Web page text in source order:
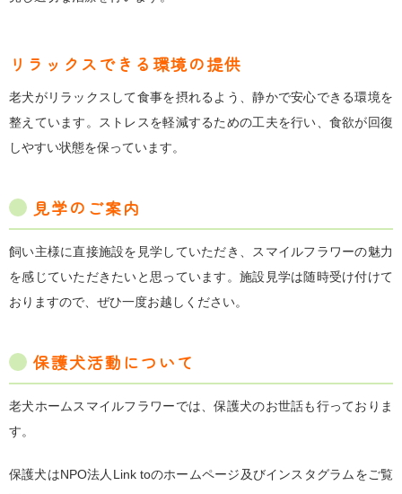
リラックスできる環境の提供
老犬がリラックスして食事を摂れるよう、静かで安心できる環境を
整えています。ストレスを軽減するための工夫を行い、食欲が回復
しやすい状態を保っています。
見学のご案内
飼い主様に直接施設を見学していただき、スマイルフラワーの魅力
を感じていただきたいと思っています。施設見学は随時受け付けて
おりますので、ぜひ一度お越しください。
保護犬活動について
老犬ホームスマイルフラワーでは、保護犬のお世話も行っておりま
す。
保護犬はNPO法人Link toのホームページ及びインスタグラムをご覧